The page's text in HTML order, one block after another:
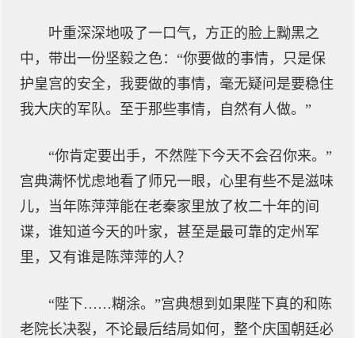
叶重深深地吸了一口气，方正的脸上黝黑之
中，带出一份坚毅之色：“你要做的事情，只是保
护皇宫的安全，我要做的事情，毫无疑问是要稳住
我大庆的军队。至于那些事情，自然有人做。”
“你肯定要出手，不然陛下今天不会召你来。”
宫典满怀忧虑地看了师兄一眼，心里有些不是滋味
儿，当年陈萍萍能在老秦家里放了枚二十年的间
谍，谁知道今天的叶家，甚至是最可靠的定州军
里，又有谁是陈萍萍的人？
“陛下……糊涂。”宫典想到如果陛下真的和陈
老院长决裂，不论最后结局如何，整个庆国朝廷必